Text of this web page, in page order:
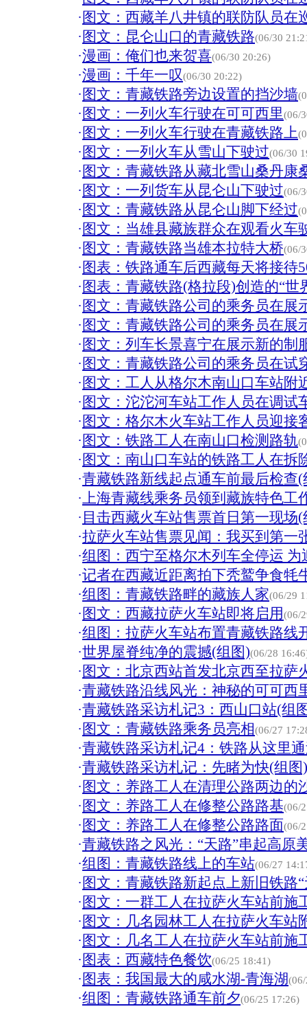
· 图文：西藏羊八井镇的联防队员在
· 图文：昆仑山口的青藏铁路(06/30
·漫画：俺们也来贺喜(06/30 20:26)
·漫画：千年一叹(06/30 20:22)
· 图文：青藏铁路旁边设置的挡沙墙
· 图文：一列火车行驶在可可西里(06/
· 图文：一列火车行驶在青藏铁路上
· 图文：一列火车从雪山下驶过(06/30
· 图文：青藏铁路从藏北雪山桑丹康
· 图文：一列货车从昆仑山下驶过(06/
· 图文：青藏铁路从昆仑山脚下经过
· 图文：当雄县藏族群众在观看火车
· 图文：青藏铁路当雄本拉特大桥(06/
· 图表：铁路通车后西藏每天将接待
· 图表：青藏铁路(格拉段)创造的“世
· 图文：青藏铁路公司的乘务员在展
· 图文：青藏铁路公司的乘务员在展
· 图文：列车长景喜宁在展示新的制
· 图文：青藏铁路公司的乘务员在试
· 图文：工人从格尔木南山口车站附
· 图文：沱沱河车站工作人员在调试
· 图文：格尔木火车站工作人员迎接
· 图文：铁路工人在南山口检测路轨
· 图文：南山口车站的铁路工人在拆
·青藏铁路新线起点通车前最后检查(
· 上海青藏线乘务员领到藏族特色工
· 目击西藏火车站售票首日第一现场(
·拉萨火车站售票见闻：我买到第一
·组图：西宁至格尔木列车全停运 为
·记者在西藏近距离拍下秃鹫争食牦
·组图：青藏铁路畔的藏族人家(06/29
· 图文：西藏拉萨火车站即将启用(06/
·组图：拉萨火车站布置青藏铁路线
·世界屋脊纯净的震撼(组图)(06/28
· 图文：北京西站首发北京西至拉萨
·青藏铁路沿线风光：神秘的可可西
·青藏铁路采访札记3：西山口站(组
· 图文：青藏铁路乘务员亮相(06/27
·青藏铁路采访札记4：铁路从这里
·青藏铁路采访札记：先睹为快(组图)
· 图文：养路工人在清理公路两边的
· 图文：养路工人在修整公路路基(06/
· 图文：养路工人在修整公路路面(06/
·青藏铁路之风光：“天路”串起高原
·组图：青藏铁路线上的车站(06/27
· 图文：青藏铁路新起点上新旧铁路
· 图文：一群工人在拉萨火车站前施
· 图文：几名园林工人在拉萨火车站
· 图文：几名工人在拉萨火车站前施
· 图表：西藏特色餐饮(06/25 18:41)
· 图表：我国最大的咸水湖-青海湖
·组图：青藏铁路通车前夕(06/25 17:26)